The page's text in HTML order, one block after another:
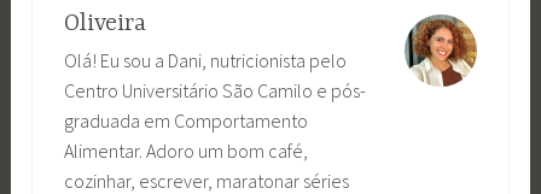
Oliveira
Olá! Eu sou a Dani, nutricionista pelo
Centro Universitário São Camilo e pós-
graduada em Comportamento
Alimentar. Adoro um bom café,
cozinhar, escrever, maratonar séries